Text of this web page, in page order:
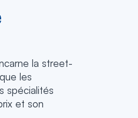
la street-
les
spécialités
et son